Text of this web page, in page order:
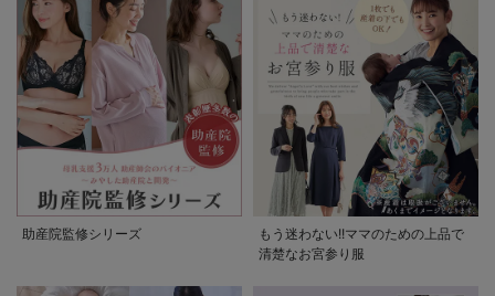
助産院監修シリーズ
もう迷わない!!ママのための上品で
清楚なお宮参り服